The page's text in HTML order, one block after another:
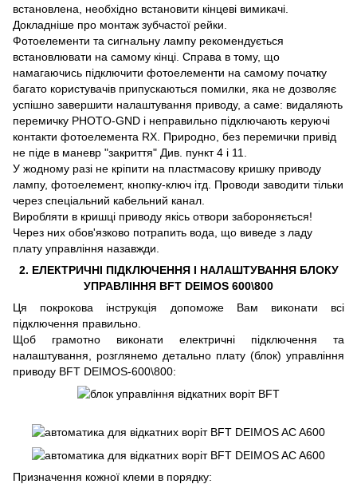
встановлена, необхідно встановити кінцеві вимикачі.
Докладніше про монтаж зубчастої рейки.
Фотоелементи та сигнальну лампу рекомендується
встановлювати на самому кінці. Справа в тому, що
намагаючись підключити фотоелементи на самому початку
багато користувачів припускаються помилки, яка не дозволяє
успішно завершити налаштування приводу, а саме: видаляють
перемичку PHOTO-GND і неправильно підключають керуючі
контакти фотоелемента RX. Природно, без перемички привід
не піде в маневр "закриття" Див. пункт 4 і 11.
У жодному разі не кріпити на пластмасову кришку приводу
лампу, фотоелемент, кнопку-ключ ітд. Проводи заводити тільки
через спеціальний кабельний канал.
Виробляти в кришці приводу якісь отвори забороняється!
Через них обов'язково потрапить вода, що виведе з ладу
плату управління назавжди.
2. ЕЛЕКТРИЧНІ ПІДКЛЮЧЕННЯ І НАЛАШТУВАННЯ БЛОКУ
УПРАВЛІННЯ BFT DEIMOS 600\800
Ця покрокова інструкція допоможе Вам виконати всі
підключення правильно.
Щоб грамотно виконати електричні підключення та
налаштування, розглянемо детально плату (блок) управління
приводу BFT DEIMOS-600\800:
Призначення кожної клеми в порядку: